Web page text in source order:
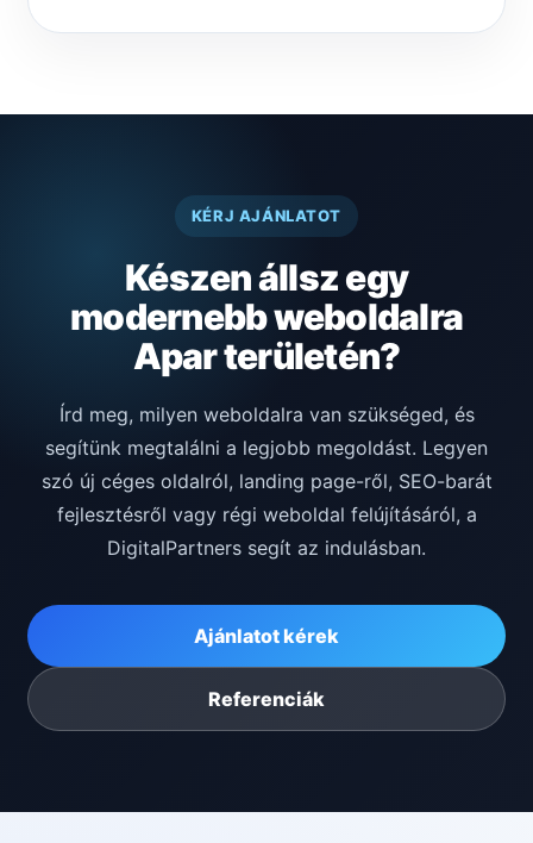
KÉRJ AJÁNLATOT
Készen állsz egy
modernebb weboldalra
Apar területén?
Írd meg, milyen weboldalra van szükséged, és
segítünk megtalálni a legjobb megoldást. Legyen
szó új céges oldalról, landing page-ről, SEO-barát
fejlesztésről vagy régi weboldal felújításáról, a
DigitalPartners segít az indulásban.
Ajánlatot kérek
Referenciák